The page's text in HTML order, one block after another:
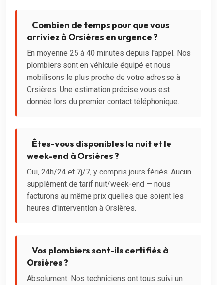
Combien de temps pour que vous
arriviez à Orsières en urgence ?
En moyenne 25 à 40 minutes depuis l'appel. Nos
plombiers sont en véhicule équipé et nous
mobilisons le plus proche de votre adresse à
Orsières. Une estimation précise vous est
donnée lors du premier contact téléphonique.
Êtes-vous disponibles la nuit et le
week-end à Orsières ?
Oui, 24h/24 et 7j/7, y compris jours fériés. Aucun
supplément de tarif nuit/week-end — nous
facturons au même prix quelles que soient les
heures d'intervention à Orsières.
Vos plombiers sont-ils certifiés à
Orsières ?
Absolument. Nos techniciens ont tous suivi un